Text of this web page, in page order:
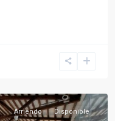
Arriendo Disponible